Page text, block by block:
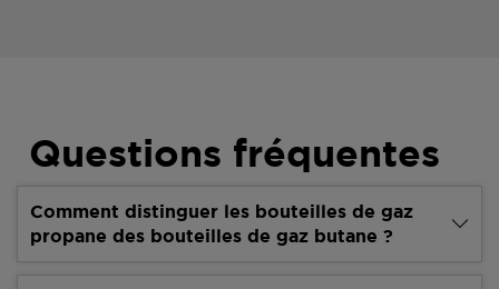
Questions fréquentes
Comment distinguer les bouteilles de gaz
propane des bouteilles de gaz butane ?